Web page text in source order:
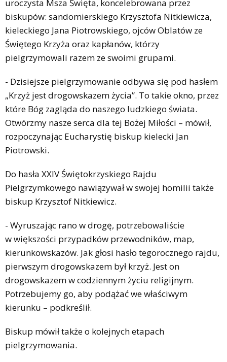
uroczysta Msza Święta, koncelebrowana przez
biskupów: sandomierskiego Krzysztofa Nitkiewicza,
kieleckiego Jana Piotrowskiego, ojców Oblatów ze
Świętego Krzyża oraz kapłanów, którzy
pielgrzymowali razem ze swoimi grupami.
- Dzisiejsze pielgrzymowanie odbywa się pod hasłem
„Krzyż jest drogowskazem życia”. To takie okno, przez
które Bóg zagląda do naszego ludzkiego świata.
Otwórzmy nasze serca dla tej Bożej Miłości – mówił,
rozpoczynając Eucharystię biskup kielecki Jan
Piotrowski.
Do hasła XXIV Świętokrzyskiego Rajdu
Pielgrzymkowego nawiązywał w swojej homilii także
biskup Krzysztof Nitkiewicz.
- Wyruszając rano w drogę, potrzebowaliście
w większości przypadków przewodników, map,
kierunkowskazów. Jak głosi hasło tegorocznego rajdu,
pierwszym drogowskazem był krzyż. Jest on
drogowskazem w codziennym życiu religijnym.
Potrzebujemy go, aby podążać we właściwym
kierunku – podkreślił.
Biskup mówił także o kolejnych etapach
pielgrzymowania.